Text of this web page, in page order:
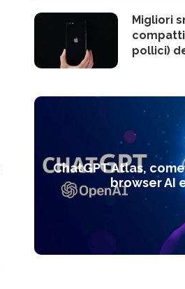
Migliori
compatti
pollici)
ChatGPT Atlas,
browser AI